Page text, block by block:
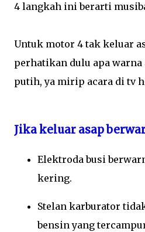
4 langkah ini berarti
Untuk motor 4 tak keluar
perhatikan dulu apa warna
putih, ya mirip acara di tv
Jika keluar asap
Elektroda busi
kering.
Stelan karburator
bensin yang